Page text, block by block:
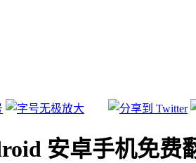
安卓手机免费